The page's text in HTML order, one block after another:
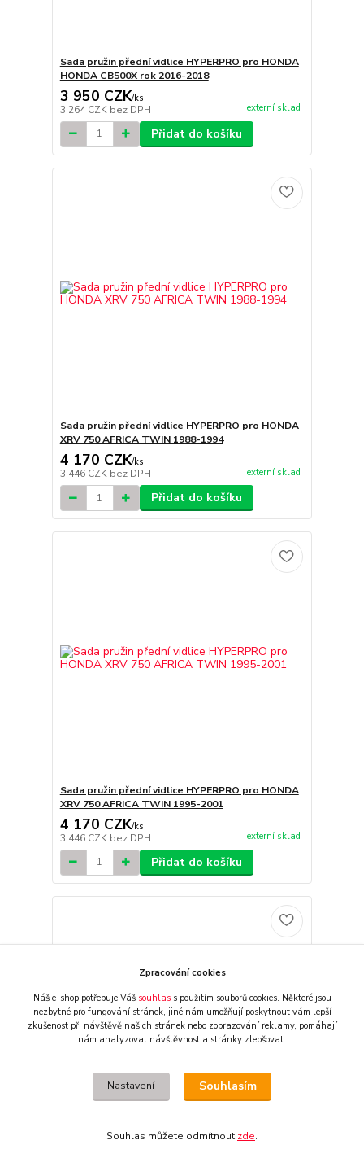
Sada pružin přední vidlice HYPERPRO pro HONDA
HONDA CB500X rok 2016-2018
3 950 CZK/ks
3 264 CZK bez DPH externí sklad
Přidat do košíku
Sada pružin přední vidlice HYPERPRO pro HONDA
XRV 750 AFRICA TWIN 1988-1994
4 170 CZK/ks
3 446 CZK bez DPH externí sklad
Přidat do košíku
Sada pružin přední vidlice HYPERPRO pro HONDA
XRV 750 AFRICA TWIN 1995-2001
4 170 CZK/ks
3 446 CZK bez DPH externí sklad
Přidat do košíku
Zpracování cookies
Náš e-shop potřebuje Váš souhlass použitím souborů cookies. Některé jsou
nezbytné pro fungování stránek, jiné nám umožňují poskytnout vám lepší
zkušenost při návštěvě našich stránek nebo zobrazování reklamy, pomáhají
nám analyzovat návštěvnost a stránky zlepšovat.
Nastavení Souhlasím
Souhlas můžete odmítnout zde.